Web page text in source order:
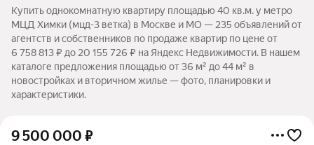
Купить однокомнатную квартиру площадью 40 кв.м. у метро
МЦД Химки (мцд-3 ветка) в Москве и МО — 235 объявлений от
агентств и собственников по продаже квартир по цене от
6 758 813 ₽ до 20 155 726 ₽ на Яндекс Недвижимости. В нашем
каталоге предложения площадью от 36 м² до 44 м² в
новостройках и вторичном жилье — фото, планировки и
характеристики.
9 500 000 ₽